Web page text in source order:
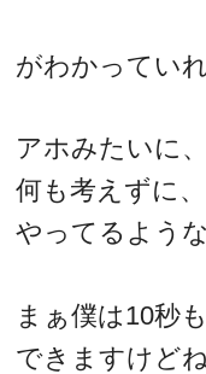
がわかってい
アホみたいに
何も考えずに
やってるよう
まぁ僕は10秒
できますけど